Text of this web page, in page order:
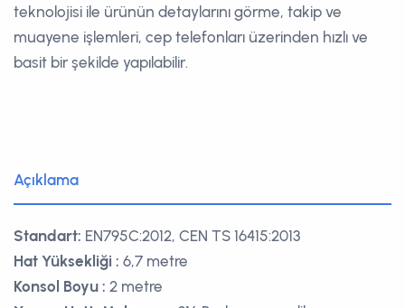
teknolojisi ile ürünün detaylarını görme, takip ve
muayene işlemleri, cep telefonları üzerinden hızlı ve
basit bir şekilde yapılabilir.
Açıklama
Standart: EN795C:2012, CEN TS 16415:2013
Hat Yüksekliği : 6,7 metre
Konsol Boyu : 2 metre